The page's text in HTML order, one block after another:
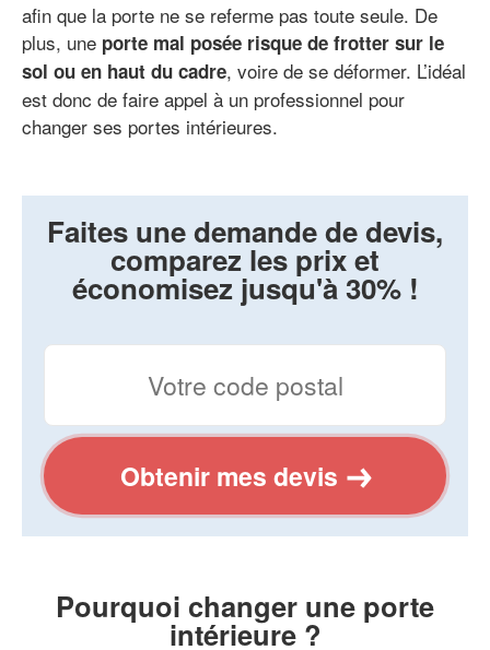
afin que la porte ne se referme pas toute seule. De
plus, une porte mal posée risque de frotter sur le
sol ou en haut du cadre, voire de se déformer. L’idéal
est donc de faire appel à un professionnel pour
changer ses portes intérieures.
Faites une demande de devis,
comparez les prix et
économisez jusqu'à 30% !
Obtenir mes devis
Pourquoi changer une porte
intérieure ?